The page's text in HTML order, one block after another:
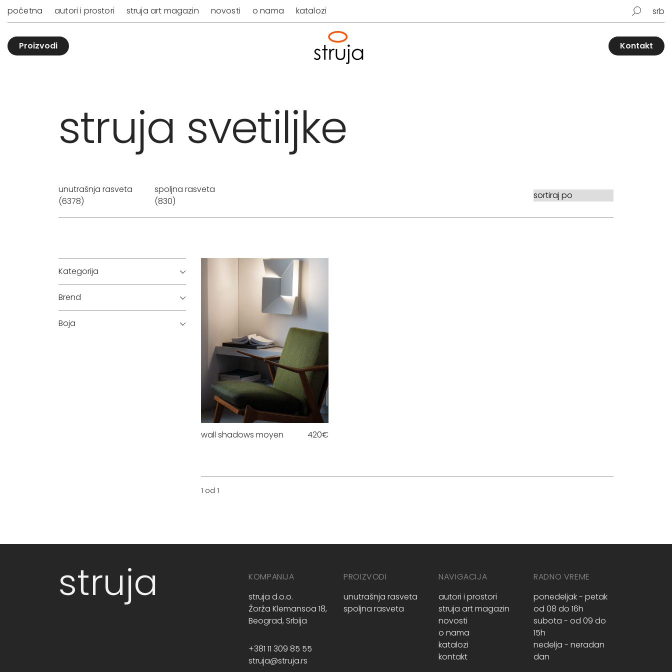
početna autori i prostori struja art magazin novosti o nama katalozi srb
Proizvodi Kontakt
struja svetiljke
unutrašnja rasveta
(6378)
spoljna rasveta
(830)
Kategorija
Brend
Boja
wall shadows moyen 420€
1 od 1
struja
KOMPANIJA
struja d.o.o.
Žorža Klemansoa 18,
Beograd, Srbija
+381 11 309 85 55
struja@struja.rs
PROIZVODI
unutrašnja rasveta
spoljna rasveta
NAVIGACIJA
autori i prostori
struja art magazin
novosti
o nama
katalozi
kontakt
RADNO VREME
ponedeljak - petak
od 08 do 16h
subota - od 09 do
15h
nedelja - neradan
dan